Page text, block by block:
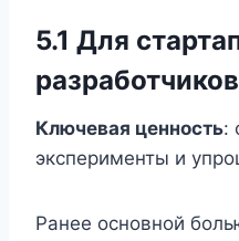
5.1 Для
разработчиков
Ключевая ценность:
эксперименты и
Ранее основной